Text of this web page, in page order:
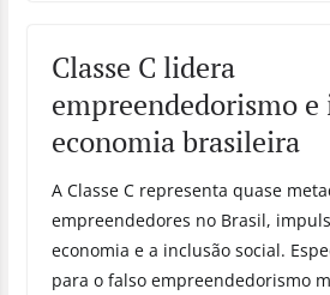
Classe C lidera
empreendedorismo
economia brasileira
A Classe C representa quase
empreendedores no Brasil,
economia e a inclusão social.
para o falso empreendedorismo